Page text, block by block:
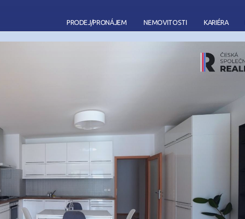
PRODEJ/PRONÁJEM NEMOVITOSTI KARIÉRA